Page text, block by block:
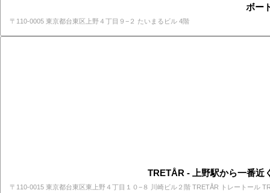
ボー
〒110-0005 東京都台東区上野４丁目９−２ たいまるビル 4階
TRETÅR - 上野駅から一番近
〒110-0015 東京都台東区東上野４丁目１０−８ 川崎ビル２階 TRETÅR トレートール